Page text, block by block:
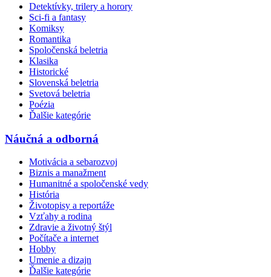
Detektívky, trilery a horory
Sci-fi a fantasy
Komiksy
Romantika
Spoločenská beletria
Klasika
Historické
Slovenská beletria
Svetová beletria
Poézia
Ďalšie kategórie
Náučná a odborná
Motivácia a sebarozvoj
Biznis a manažment
Humanitné a spoločenské vedy
História
Životopisy a reportáže
Vzťahy a rodina
Zdravie a životný štýl
Počítače a internet
Hobby
Umenie a dizajn
Ďalšie kategórie